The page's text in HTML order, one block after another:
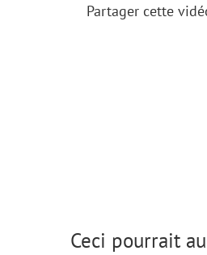
Partager cette
Ceci pourrait